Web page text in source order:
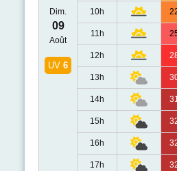
Dim.
09
Août
UV 6
10h
11h
12h
13h
14h
15h
16h
17h